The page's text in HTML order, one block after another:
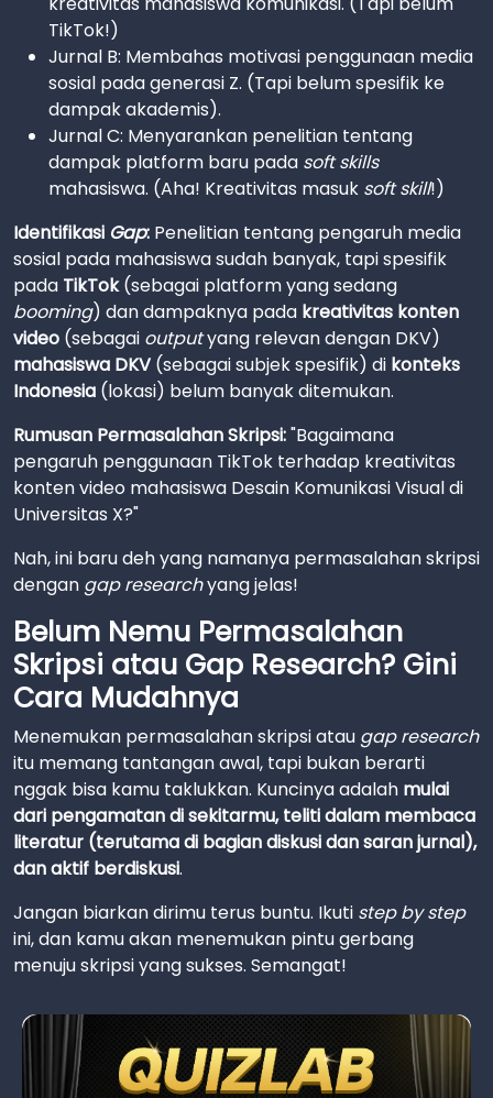
TikTok!)
Jurnal B: Membahas motivasi penggunaan media
sosial pada generasi Z. (Tapi belum spesifik ke
dampak akademis).
Jurnal C: Menyarankan penelitian tentang
dampak platform baru pada soft skills
mahasiswa. (Aha! Kreativitas masuk soft skill!)
Identifikasi Gap: Penelitian tentang pengaruh media
sosial pada mahasiswa sudah banyak, tapi spesifik
pada TikTok(sebagai platform yang sedang
booming) dan dampaknya pada kreativitas konten
video (sebagai outputyang relevan dengan DKV)
mahasiswa DKV (sebagai subjek spesifik) di konteks
Indonesia (lokasi) belum banyak ditemukan.
Rumusan Permasalahan Skripsi:"Bagaimana
pengaruh penggunaan TikTok terhadap kreativitas
konten video mahasiswa Desain Komunikasi Visual di
Universitas X?"
Nah, ini baru deh yang namanya permasalahan skripsi
dengan gap researchyang jelas!
Belum Nemu Permasalahan
Skripsi atau Gap Research? Gini
Cara Mudahnya
Menemukan permasalahan skripsi atau gap research
itu memang tantangan awal, tapi bukan berarti
nggak bisa kamu taklukkan. Kuncinya adalah mulai
dari pengamatan di sekitarmu, teliti dalam membaca
literatur (terutama di bagian diskusi dan saran jurnal),
dan aktif berdiskusi.
Jangan biarkan dirimu terus buntu. Ikuti step by step
ini, dan kamu akan menemukan pintu gerbang
menuju skripsi yang sukses. Semangat!